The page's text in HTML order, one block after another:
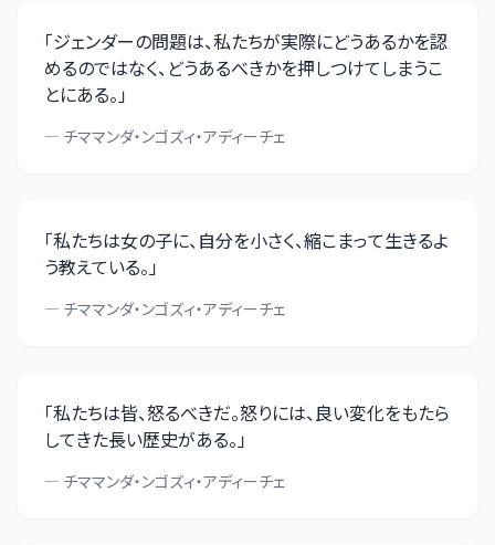
「ジェンダーの問題は、私たちが実際にどうあるかを認
めるのではなく、どうあるべきかを押しつけてしまうこ
とにある。」
— チママンダ・ンゴズィ・アディーチェ
「私たちは女の子に、自分を小さく、縮こまって生きるよ
う教えている。」
— チママンダ・ンゴズィ・アディーチェ
「私たちは皆、怒るべきだ。怒りには、良い変化をもたら
してきた長い歴史がある。」
— チママンダ・ンゴズィ・アディーチェ